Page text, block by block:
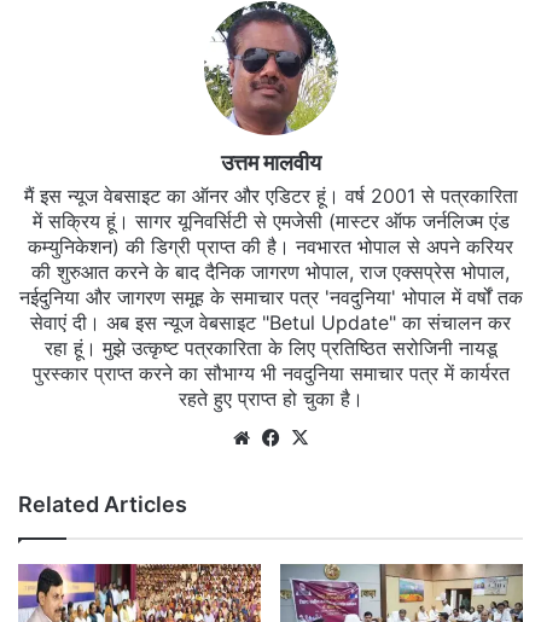
उत्तम मालवीय
मैं इस न्यूज वेबसाइट का ऑनर और एडिटर हूं। वर्ष 2001 से पत्रकारिता
में सक्रिय हूं। सागर यूनिवर्सिटी से एमजेसी (मास्टर ऑफ जर्नलिज्म एंड
कम्युनिकेशन) की डिग्री प्राप्त की है। नवभारत भोपाल से अपने करियर
की शुरुआत करने के बाद दैनिक जागरण भोपाल, राज एक्सप्रेस भोपाल,
नईदुनिया और जागरण समूह के समाचार पत्र 'नवदुनिया' भोपाल में वर्षों तक
सेवाएं दी। अब इस न्यूज वेबसाइट "Betul Update" का संचालन कर
रहा हूं। मुझे उत्कृष्ट पत्रकारिता के लिए प्रतिष्ठित सरोजिनी नायडू
पुरस्कार प्राप्त करने का सौभाग्य भी नवदुनिया समाचार पत्र में कार्यरत
रहते हुए प्राप्त हो चुका है।
WebsiteFacebook
Related Articles